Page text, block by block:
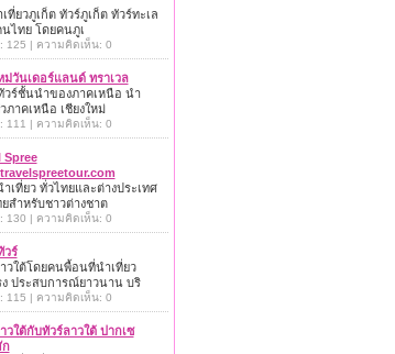
ที่ยวภูเก็ต ทัวร์ภูเก็ต ทัวร์ทะเล
ไทย โดยคนภูเ
125 | ความคิดเห็น: 0
ม่วันเดอร์แลนด์ ทราเวล
วร์ชั้นนำของภาคเหนือ นำ
ภาคเหนือ เชียงใหม่
111 | ความคิดเห็น: 0
Spree
เที่ยว ทั่วไทยและต่างประเทศ
สำหรับชาวต่างชาต
130 | ความคิดเห็น: 0
วร์
าวใต้โดยคนพื้อนที่นำเที่ยว
ง ประสบการณ์ยาวนาน บริ
115 | ความคิดเห็น: 0
วใต้กับทัวร์ลาวใต้ ปากเซ
ก